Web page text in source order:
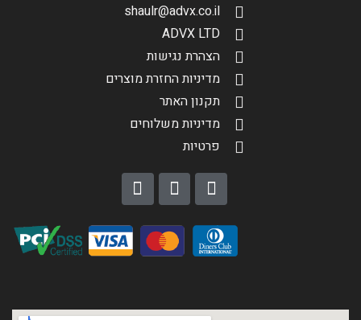
shaulr@advx.co.il
ADVX LTD
הצהרת נגישות
מדיניות החזרת מוצרים
תקנון האתר
מדיניות משלוחים
פרטיות